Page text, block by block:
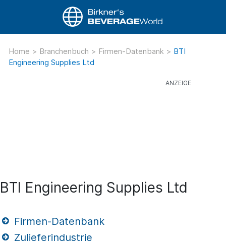
Home > Branchenbuch > Firmen-Datenbank > BTI
Engineering Supplies Ltd
BTI Engineering Supplies Ltd
Firmen-Datenbank
Zulieferindustrie